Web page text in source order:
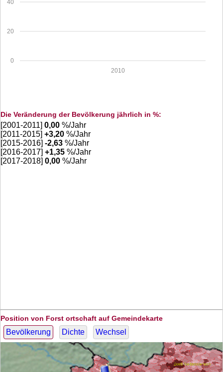
0
20
40
2010
Die Veränderung der Bevölkerung jährlich in %:
[2001-2011] 0,00 %/Jahr
[2011-2015] +3,20 %/Jahr
[2015-2016] -2,63 %/Jahr
[2016-2017] +1,35 %/Jahr
[2017-2018] 0,00 %/Jahr
Position von Forst ortschaft auf Gemeindekarte
Bevölkerung Dichte Wechsel